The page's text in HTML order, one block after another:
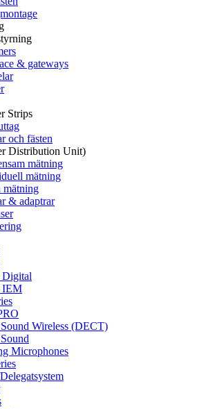
& gateways
Strips
och fästen
Distribution Unit)
mätning
mätning
mätning
& adaptrar
Digital
IEM
Wireless (DECT)
Microphones